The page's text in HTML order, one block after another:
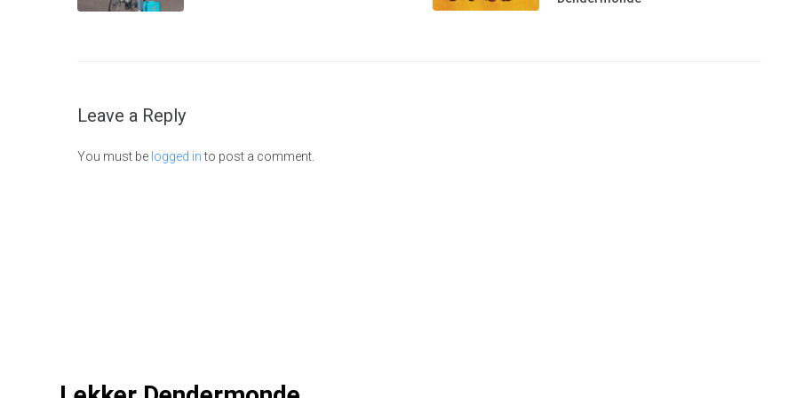
Leave a Reply
You must be logged into post a comment.